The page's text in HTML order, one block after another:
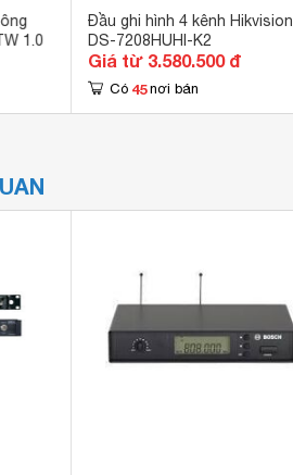
1.0
Đầu ghi hình 4 kênh Hikvision
DS-7208HUHI-K2
Giá từ 3.580.500 đ
Có 45 nơi bán